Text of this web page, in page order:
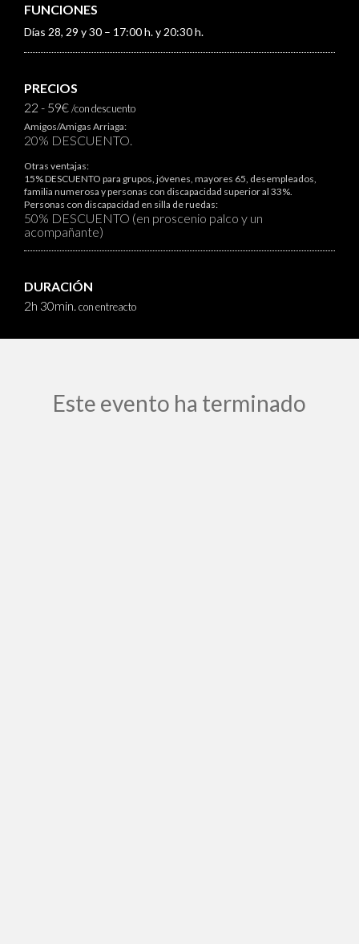
FUNCIONES
Días 28, 29 y 30 – 17:00 h. y 20:30 h.
PRECIOS
22 - 59€/con descuento
Amigos/Amigas Arriaga:
20% DESCUENTO.
Otras ventajas:
15% DESCUENTO para grupos, jóvenes, mayores 65, desempleados,
familia numerosa y personas con discapacidad superior al 33%.
Personas con discapacidad en silla de ruedas:
50% DESCUENTO (en proscenio palco y un
acompañante)
DURACIÓN
2h 30min. con entreacto
Este evento ha terminado